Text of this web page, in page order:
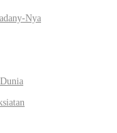
Nya